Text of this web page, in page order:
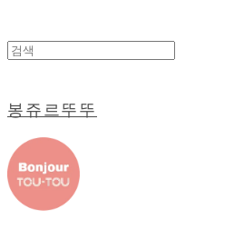
봉쥬르뚜뚜